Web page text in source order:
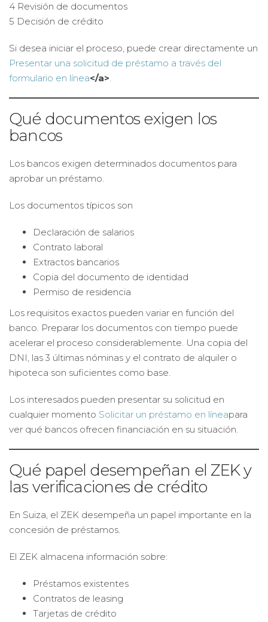
4 Revisión de documentos
5 Decisión de crédito
Si desea iniciar el proceso, puede crear directamente un
Presentar una solicitud de préstamo a través del
formulario en línea</a>.
Qué documentos exigen los
bancos
Los bancos exigen determinados documentos para
aprobar un préstamo.
Los documentos típicos son
Declaración de salarios
Contrato laboral
Extractos bancarios
Copia del documento de identidad
Permiso de residencia
Los requisitos exactos pueden variar en función del
banco. Preparar los documentos con tiempo puede
acelerar el proceso considerablemente. Una copia del
DNI, las 3 últimas nóminas y el contrato de alquiler o
hipoteca son suficientes como base.
Los interesados pueden presentar su solicitud en
cualquier momento Solicitar un préstamo en líneapara
ver qué bancos ofrecen financiación en su situación.
Qué papel desempeñan el ZEK y
las verificaciones de crédito
En Suiza, el ZEK desempeña un papel importante en la
concesión de préstamos.
El ZEK almacena información sobre:
Préstamos existentes
Contratos de leasing
Tarjetas de crédito